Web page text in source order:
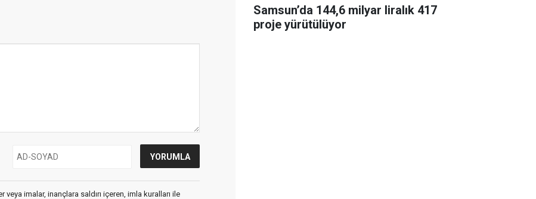
imalar, inançlara saldırı içeren, imla kuralları ile
Samsun’da 144,6 milyar liralık 417
proje yürütülüyor